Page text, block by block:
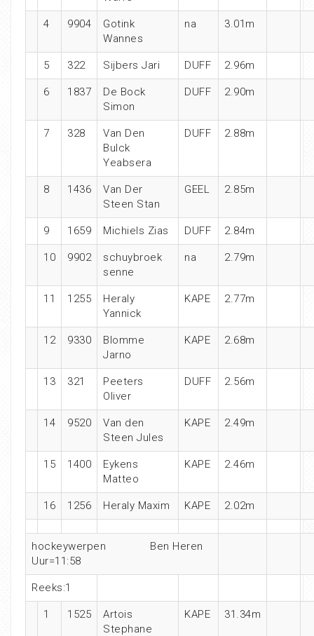
4 9904
Gotink
Wannes
na 3.01m
5 322 Sijbers Jari DUFF 2.96m
6 1837
De Bock
Simon
DUFF 2.90m
7 328
Van Den
Bulck
Yeabsera
DUFF 2.88m
8 1436
Van Der
Steen Stan
GEEL 2.85m
9 1659 Michiels Zias DUFF 2.84m
10 9902
schuybroek
senne
na 2.79m
11 1255
Heraly
Yannick
KAPE 2.77m
12 9330
Blomme
Jarno
KAPE 2.68m
13 321
Peeters
Oliver
DUFF 2.56m
14 9520
Van den
Steen Jules
KAPE 2.49m
15 1400
Eykens
Matteo
KAPE 2.46m
16 1256 Heraly Maxim KAPE 2.02m
hockeywerpen Ben Heren
Uur=11:58
Reeks:1
1 1525
Artois
Stephane
KAPE 31.34m